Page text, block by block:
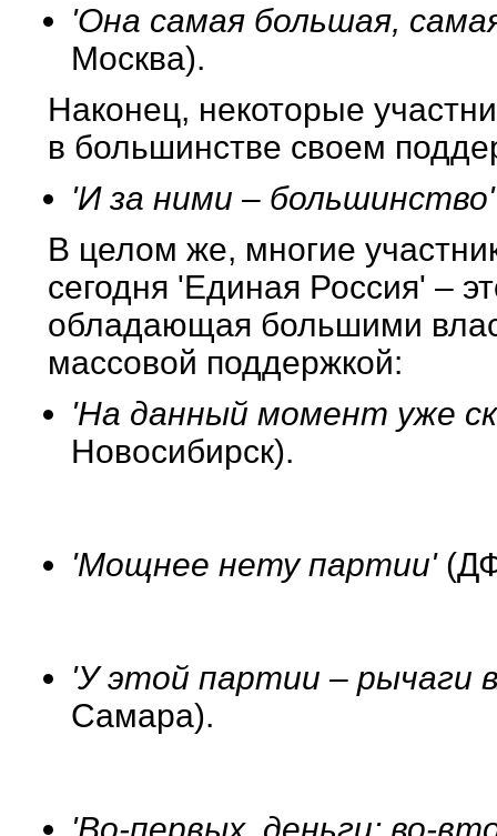
'Она самая большая,
Москва).
Наконец, некоторые
в большинстве своем
'И за ними – большинство'
В целом же, многие
сегодня 'Единая Россия' –
обладающая большими
массовой поддержкой:
'На данный момент уже
Новосибирск).
'Мощнее нету партии'
'У этой партии – рычаги
Самара).
'Во-первых, деньги; во-